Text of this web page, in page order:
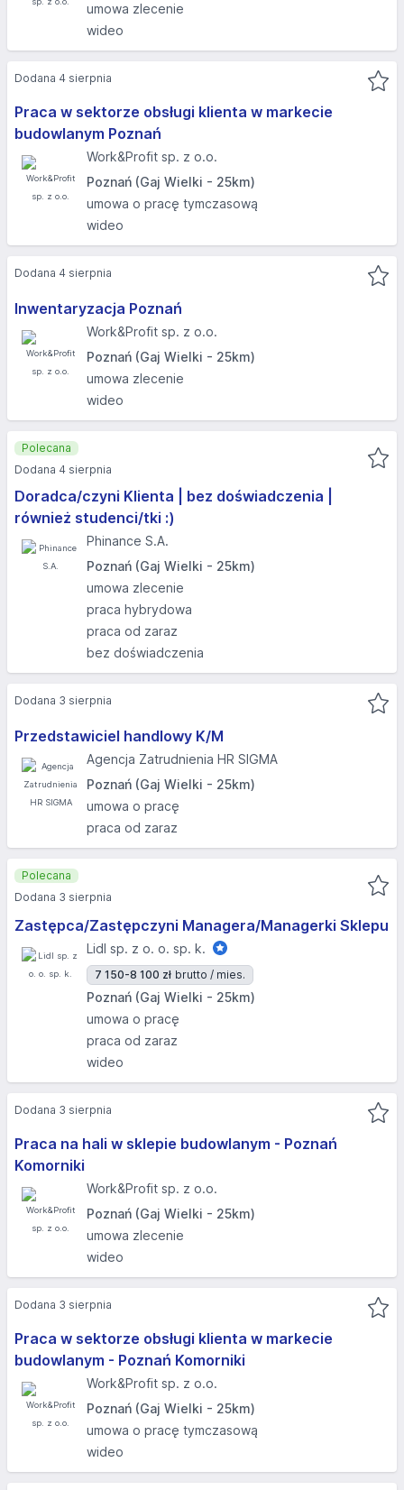
umowa zlecenie
wideo
Praca w sektorze obsługi klienta w markecie
budowlanym Poznań
Work&Profit sp. z o.o.
Poznań (Gaj Wielki - 25km)
umowa o pracę tymczasową
wideo
Dodana 4 sierpnia
Inwentaryzacja Poznań
Work&Profit sp. z o.o.
Poznań (Gaj Wielki - 25km)
umowa zlecenie
wideo
Dodana 4 sierpnia
Doradca/czyni Klienta | bez doświadczenia | ​
również studenci/tki :)
Phinance S.A.
Poznań (Gaj Wielki - 25km)
umowa zlecenie
praca hybrydowa
praca od zaraz
bez doświadczenia
Polecana
Dodana 4 sierpnia
Przedstawiciel handlowy K/M
Agencja Zatrudnienia HR SIGMA
Poznań (Gaj Wielki - 25km)
umowa o pracę
praca od zaraz
Dodana 3 sierpnia
Zastępca/Zastępczyni Managera/Managerki Sklepu
Lidl sp. z o. o. sp. k.
7 150-8 100 zł brutto / mies.
Poznań (Gaj Wielki - 25km)
umowa o pracę
praca od zaraz
wideo
Polecana
Dodana 3 sierpnia
Praca na hali w sklepie budowlanym - Poznań
Komorniki
Work&Profit sp. z o.o.
Poznań (Gaj Wielki - 25km)
umowa zlecenie
wideo
Dodana 3 sierpnia
Praca w sektorze obsługi klienta w markecie
budowlanym - Poznań Komorniki
Work&Profit sp. z o.o.
Poznań (Gaj Wielki - 25km)
umowa o pracę tymczasową
wideo
Dodana 3 sierpnia